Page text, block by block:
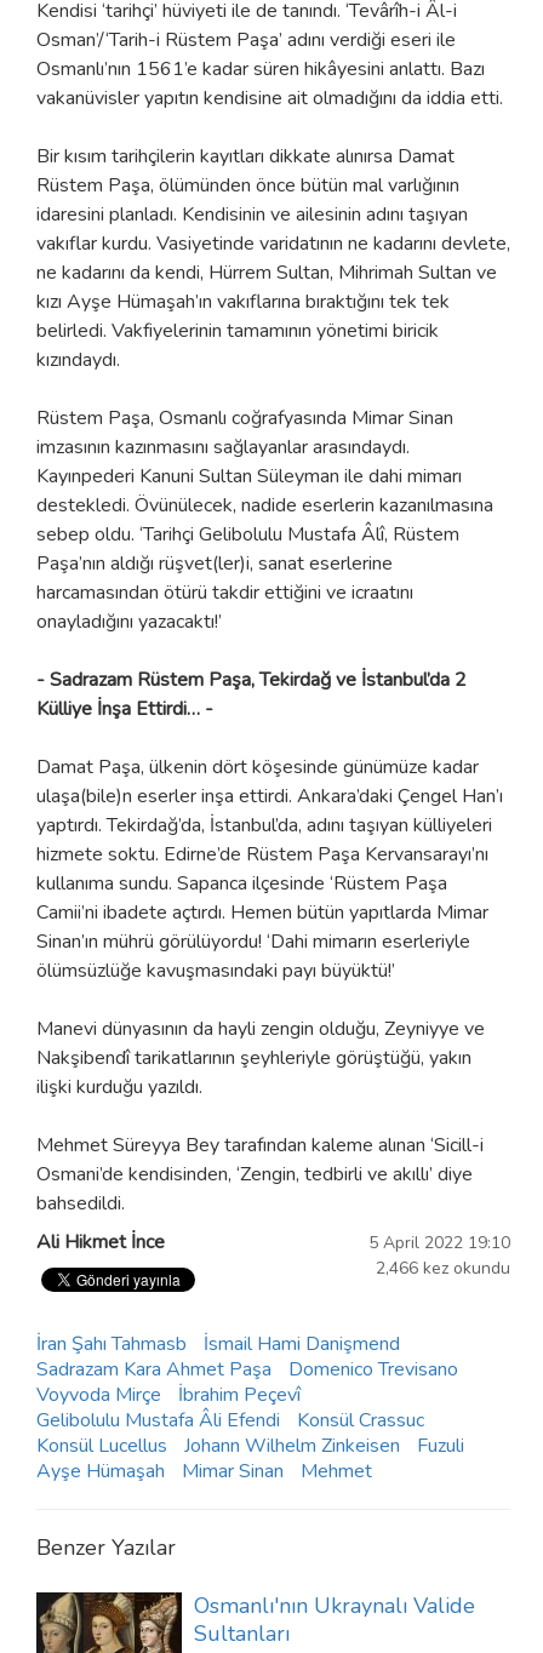
Kendisi ‘tarihçi’ hüviyeti ile de tanındı. ‘Tevârîh-i Âl-i
Osman’/‘Tarih-i Rüstem Paşa’ adını verdiği eseri ile
Osmanlı’nın 1561’e kadar süren hikâyesini anlattı. Bazı
vakanüvisler yapıtın kendisine ait olmadığını da iddia etti.
Bir kısım tarihçilerin kayıtları dikkate alınırsa Damat
Rüstem Paşa, ölümünden önce bütün mal varlığının
idaresini planladı. Kendisinin ve ailesinin adını taşıyan
vakıflar kurdu. Vasiyetinde varidatının ne kadarını devlete,
ne kadarını da kendi, Hürrem Sultan, Mihrimah Sultan ve
kızı Ayşe Hümaşah’ın vakıflarına bıraktığını tek tek
belirledi. Vakfiyelerinin tamamının yönetimi biricik
kızındaydı.
Rüstem Paşa, Osmanlı coğrafyasında Mimar Sinan
imzasının kazınmasını sağlayanlar arasındaydı.
Kayınpederi Kanuni Sultan Süleyman ile dahi mimarı
destekledi. Övünülecek, nadide eserlerin kazanılmasına
sebep oldu. ‘Tarihçi Gelibolulu Mustafa Âlî, Rüstem
Paşa’nın aldığı rüşvet(ler)i, sanat eserlerine
harcamasından ötürü takdir ettiğini ve icraatını
onayladığını yazacaktı!’
- Sadrazam Rüstem Paşa, Tekirdağ ve İstanbul’da 2
Külliye İnşa Ettirdi… -
Damat Paşa, ülkenin dört köşesinde günümüze kadar
ulaşa(bile)n eserler inşa ettirdi. Ankara’daki Çengel Han’ı
yaptırdı. Tekirdağ’da, İstanbul’da, adını taşıyan külliyeleri
hizmete soktu. Edirne’de Rüstem Paşa Kervansarayı’nı
kullanıma sundu. Sapanca ilçesinde ‘Rüstem Paşa
Camii’ni ibadete açtırdı. Hemen bütün yapıtlarda Mimar
Sinan’ın mührü görülüyordu! ‘Dahi mimarın eserleriyle
ölümsüzlüğe kavuşmasındaki payı büyüktü!’
Manevi dünyasının da hayli zengin olduğu, Zeyniyye ve
Nakşibendî tarikatlarının şeyhleriyle görüştüğü, yakın
ilişki kurduğu yazıldı.
Mehmet Süreyya Bey tarafından kaleme alınan ‘Sicill-i
Osmani’de kendisinden, ‘Zengin, tedbirli ve akıllı’ diye
bahsedildi.
5 April 2022 19:10
2,466 kez okundu
Ali Hikmet İnce
İran Şahı Tahmasb
İsmail Hami Danişmend
Sadrazam Kara Ahmet Paşa
Domenico Trevisano
Voyvoda Mirçe
İbrahim Peçevî
Gelibolulu Mustafa Âli Efendi
Konsül Crassuc
Konsül Lucellus
Johann Wilhelm Zinkeisen
Fuzuli
Ayşe Hümaşah
Mimar Sinan Mehmet
Benzer Yazılar
Osmanlı'nın Ukraynalı Valide
Sultanları